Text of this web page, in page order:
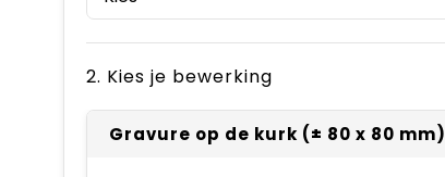
2. Kies je bewerking
Gravure op de kurk (± 80 x 80 mm)